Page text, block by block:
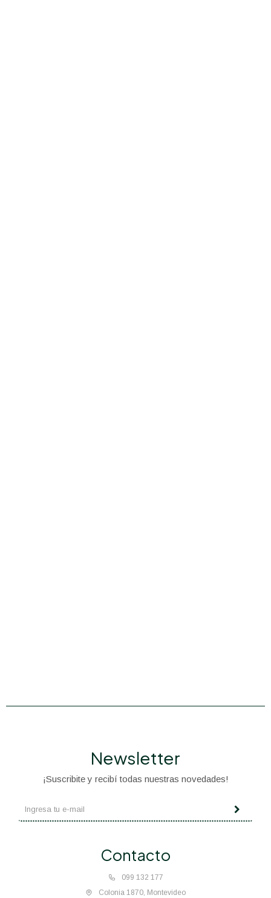
Contacto
099 132 177
Colonia 1870, Montevideo
Newsletter
¡Suscribite y recibí todas nuestras novedades!